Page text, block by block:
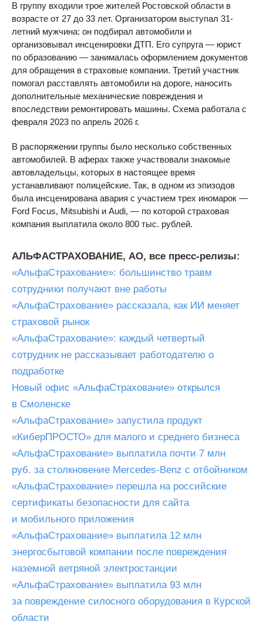
В группу входили трое жителей Ростовской области в
возрасте от 27 до 33 лет. Организатором выступал 31-
летний мужчина: он подбирал автомобили и
организовывал инсценировки ДТП. Его супруга — юрист
по образованию — занималась оформлением документов
для обращения в страховые компании. Третий участник
помогал расставлять автомобили на дороге, наносить
дополнительные механические повреждения и
впоследствии ремонтировать машины. Схема работала с
февраля 2023 по апрель 2026 г.
В распоряжении группы было несколько собственных
автомобилей. В аферах также участвовали знакомые
автовладельцы, которых в настоящее время
устанавливают полицейские. Так, в одном из эпизодов
была инсценирована авария с участием трех иномарок —
Ford Focus, Mitsubishi и Audi, — по которой страховая
компания выплатила около 800 тыс. рублей.
АЛЬФАСТРАХОВАНИЕ, АО, все пресс-релизы:
«АльфаСтрахование»: большинство травм
сотрудники получают вне работы
«АльфаСтрахование» рассказала, как ИИ меняет
страховой рынок
«АльфаСтрахование»: каждый четвертый
сотрудник не рассказывает работодателю о
подработке
Новый офис «АльфаСтрахование» открылся
в Смоленске
«АльфаСтрахование» запустила продукт
«КиберПРОСТО» для малого и среднего бизнеса
«АльфаСтрахование» выплатила почти 7 млн
руб. за столкновение Mercedes-Benz с отбойником
«АльфаСтрахование» перешла на российские
сертификаты безопасности для сайта
и мобильного приложения
«АльфаСтрахование» выплатила 12 млн
энергосбытовой компании после повреждения
наземной ветряной электростанции
«АльфаСтрахование» выплатила 93 млн
за повреждение силосного оборудования в Курской
области